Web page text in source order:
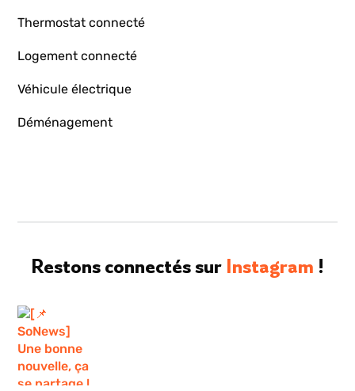
Thermostat connecté
Logement connecté
Véhicule électrique
Déménagement
Restons connectés sur Instagram !